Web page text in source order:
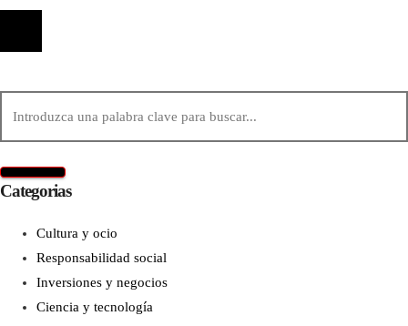
Categorias
Cultura y ocio
Responsabilidad social
Inversiones y negocios
Ciencia y tecnología